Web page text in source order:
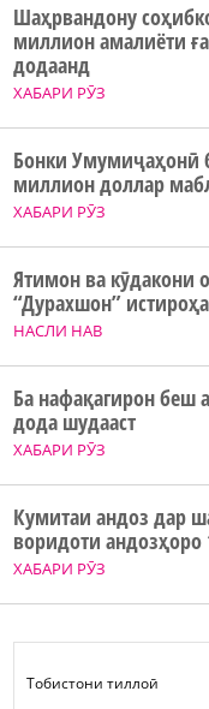
ХАБАРИ РӮЗ
Шаҳрвандону
миллион амалиёти
додаанд
ХАБАРИ РӮЗ
Бонки Умумиҷаҳонӣ
миллион доллар
НАСЛИ НАВ
Ятимон ва кӯдакони
“Дурахшон”
ХАБАРИ РӮЗ
Ба нафақагирон беш
дода шудааст
ХАБАРИ РӮЗ
Кумитаи андоз дар
воридоти андозҳоро
Тобистони тиллоӣ